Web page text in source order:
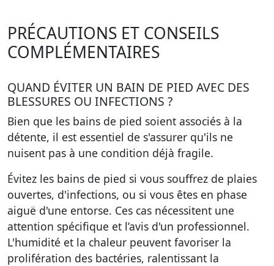
PRÉCAUTIONS ET CONSEILS
COMPLÉMENTAIRES
QUAND ÉVITER UN BAIN DE PIED AVEC DES
BLESSURES OU INFECTIONS ?
Bien que les bains de pied soient associés à la
détente, il est essentiel de s'assurer qu'ils ne
nuisent pas à une condition déjà fragile.
Évitez les bains de pied si vous souffrez de plaies
ouvertes, d'infections, ou si vous êtes en phase
aiguë d'une entorse. Ces cas nécessitent une
attention spécifique et l’avis d'un professionnel.
L'humidité et la chaleur peuvent favoriser la
prolifération des bactéries, ralentissant la